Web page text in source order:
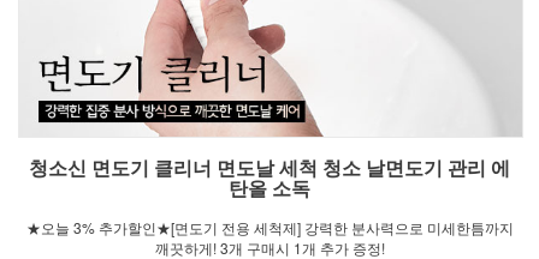
청소신 면도기 클리너 면도날 세척 청소 날면도기 관리 에
탄올 소독
★오늘 3% 추가할인★[면도기 전용 세척제] 강력한 분사력으로 미세한틈까지
깨끗하게! 3개 구매시 1개 추가 증정!